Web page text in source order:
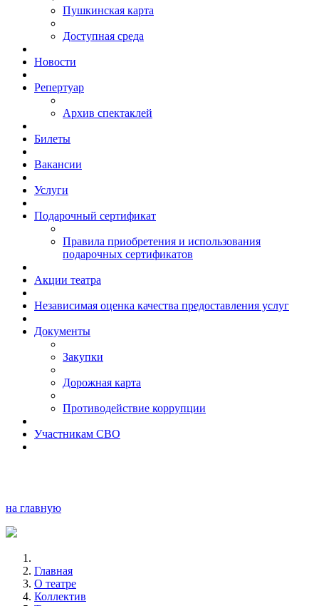
Пушкинская карта
Доступная среда
Новости
Репертуар
Архив спектаклей
Билеты
Вакансии
Услуги
Подарочный сертификат
Правила приобретения и использования
подарочных сертификатов
Акции театра
Независимая оценка качества предоставления услуг
Документы
Закупки
Дорожная карта
Противодействие коррупции
Участникам СВО
на главную
Главная
О театре
Коллектив